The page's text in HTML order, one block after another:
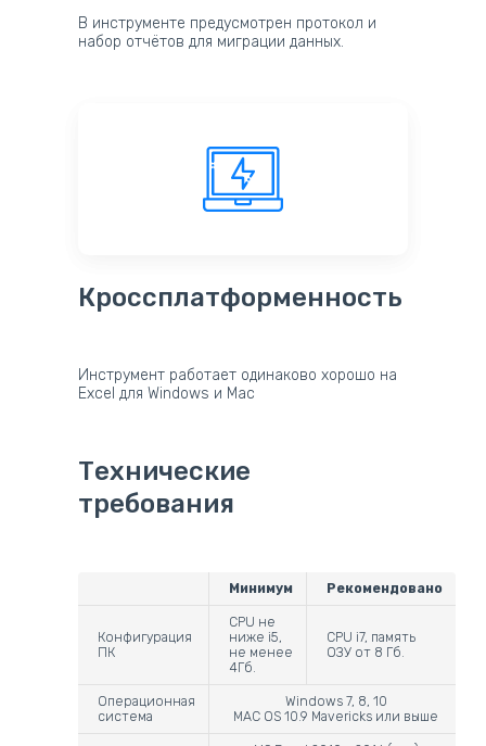
В инструменте предусмотрен протокол и
набор отчётов для миграции данных.
Кроссплатформенность
Инструмент работает одинаково хорошо на
Excel для Windows и Mac
Технические
требования
Минимум Рекомендовано
Конфигурация
ПК
CPU не
ниже i5,
не менее
4Гб.
CPU i7, память
ОЗУ от 8 Гб.
Операционная
система
Windows 7, 8, 10
MAC OS 10.9 Mavericks или выше